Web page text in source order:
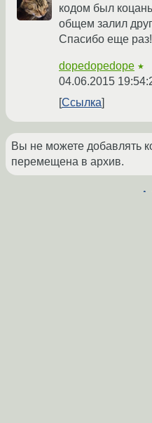
кодом был
общем залил
Спасибо еще
dopedopedope ★
04.06.2015
Ссылка
Вы не можете добавлять
перемещена в архив.